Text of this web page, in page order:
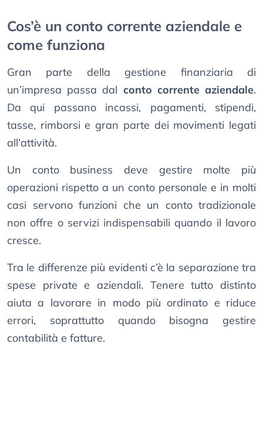
Cos’è un conto corrente aziendale e
come funziona
Gran parte della gestione finanziaria di
un’impresa passa dal conto corrente aziendale.
Da qui passano incassi, pagamenti, stipendi,
tasse, rimborsi e gran parte dei movimenti legati
all’attività.
Un conto business deve gestire molte più
operazioni rispetto a un conto personale e in molti
casi servono funzioni che un conto tradizionale
non offre o servizi indispensabili quando il lavoro
cresce.
Tra le differenze più evidenti c’è la separazione tra
spese private e aziendali. Tenere tutto distinto
aiuta a lavorare in modo più ordinato e riduce
errori, soprattutto quando bisogna gestire
contabilità e fatture.